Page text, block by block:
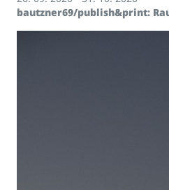
bautzner69/publish&print: